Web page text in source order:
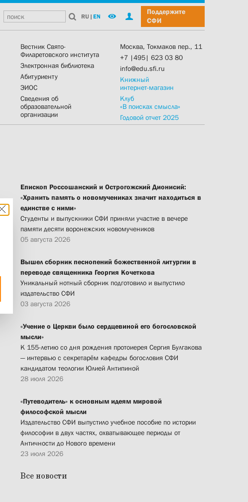
RU | EN
Поддержите
СФИ
Вестник Свято-
Филаретовского института
Электронная библиотека
Абитуриенту
ЭИОС
Сведения об
образовательной
организации
Москва, Токмаков пер., 11
+7 |495| 623 03 80
info@edu.sfi.ru
Книжный
интернет-магазин
Клуб
«В поисках смысла»
Годовой отчет 2025
Епископ Россошанский и Острогожский Дионисий:
«Хранить память о новомучениках значит находиться в
единстве с ними»
Студенты и выпускники СФИ приняли участие в вечере
памяти десяти воронежских новомучеников
05 августа 2026
Вышел сборник песнопений божественной литургии в
переводе священника Георгия Кочеткова
Уникальный нотный сборник подготовило и выпустило
издательство СФИ
03 августа 2026
«Учение о Церкви было сердцевиной его богословской
мысли»
К 155-летию со дня рождения протоиерея Сергия Булгакова
— интервью с секретарём кафедры богословия СФИ
кандидатом теологии Юлией Антипиной
28 июля 2026
«Путеводитель» к основным идеям мировой
философской мысли
Издательство СФИ выпустило учебное пособие по истории
философии в двух частях, охватывающее периоды от
Античности до Нового времени
23 июля 2026
Все новости